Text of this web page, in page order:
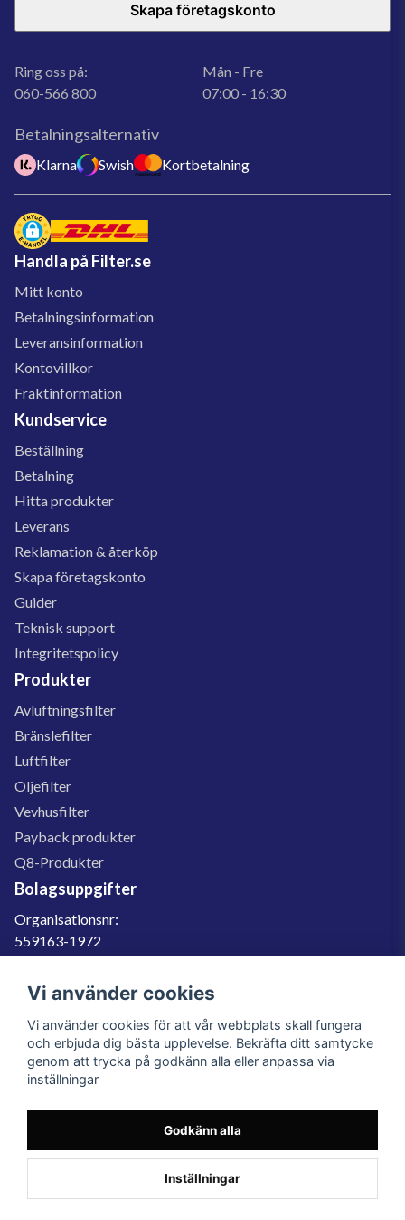
Skapa företagskonto
Ring oss på:
060-566 800
Mån - Fre
07:00 - 16:30
Betalningsalternativ
Klarna Swish Kortbetalning
Handla på Filter.se
Mitt konto
Betalningsinformation
Leveransinformation
Kontovillkor
Fraktinformation
Kundservice
Beställning
Betalning
Hitta produkter
Leverans
Reklamation & återköp
Skapa företagskonto
Guider
Teknisk support
Integritetspolicy
Produkter
Avluftningsfilter
Bränslefilter
Luftfilter
Oljefilter
Vevhusfilter
Payback produkter
Q8-Produkter
Bolagsuppgifter
Organisationsnr:
559163-1972
SE559163197201
060-566 800
info@filter.se
559163-1972
© 2023 Filter.se, All rights reserved.
Vi använder cookies
Vi använder cookies för att vår webbplats skall fungera
och erbjuda dig bästa upplevelse. Bekräfta ditt samtycke
genom att trycka på godkänn alla eller anpassa via
inställningar
Godkänn alla
Inställningar